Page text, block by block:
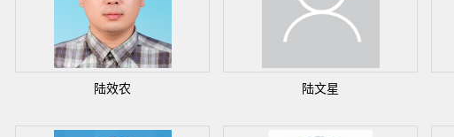
陆效农 陆文星